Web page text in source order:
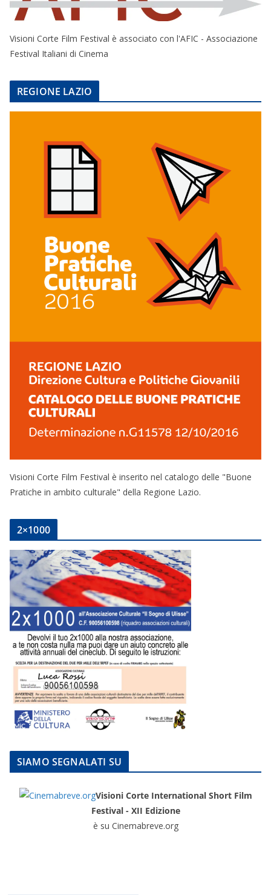
Visioni Corte Film Festival è associato con l'AFIC - Associazione
Festival Italiani di Cinema
REGIONE LAZIO
Visioni Corte Film Festival è inserito nel catalogo delle "Buone
Pratiche in ambito culturale" della Regione Lazio.
2×1000
SIAMO SEGNALATI SU
Visioni Corte International Short Film
Festival - XII Edizione
è su Cinemabreve.org